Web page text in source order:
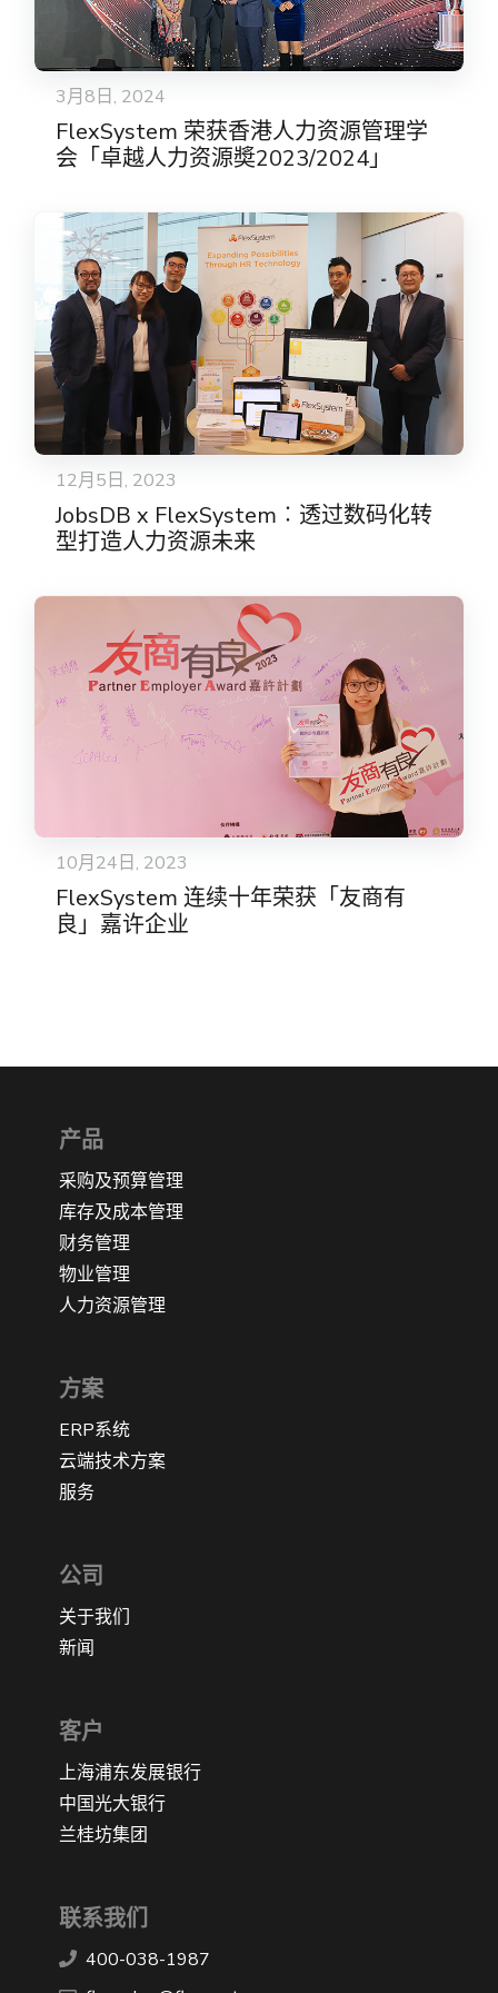
3月8日, 2024
FlexSystem 荣获香港人力资源管理学
会「卓越人力资源奬2023/2024」
12月5日, 2023
JobsDB x FlexSystem︰透过数码化转
型打造人力资源未来
10月24日, 2023
FlexSystem 连续十年荣获「友商有
良」嘉许企业
产品
采购及预算管理
库存及成本管理
财务管理
物业管理
人力资源管理
方案
ERP系统
云端技术方案
服务
公司
关于我们
新闻
客户
上海浦东发展银行
中国光大银行
兰桂坊集团
联系我们
400-038-1987